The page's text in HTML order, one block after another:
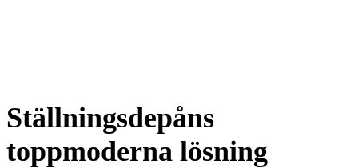
Ställningsdepåns
toppmoderna lösning